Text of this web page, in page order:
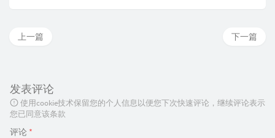
下一篇
上一篇
发表评论
使用cookie技术保留您的个人信息以便您下次快速评论，继续评论表示
您已同意该条款
评论 *